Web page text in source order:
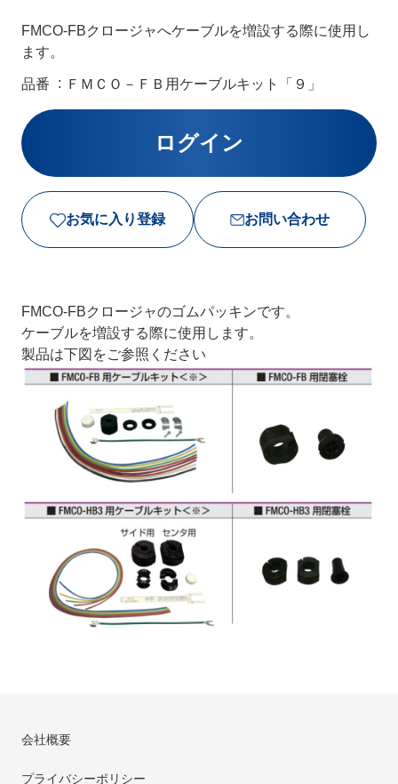
FMCO-FBクロージャへケーブルを増設する際に使用し
ます。
品番 ＦＭＣＯ－ＦＢ用ケーブルキット「９」
お気に入り登録 お問い合わせ
FMCO-FBクロージャのゴムパッキンです。
ケーブルを増設する際に使用します。
製品は下図をご参照ください
会社概要
プライバシーポリシー